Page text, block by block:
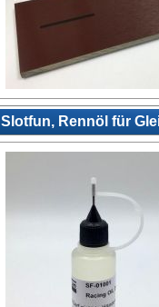
Slotfun, Rennöl für